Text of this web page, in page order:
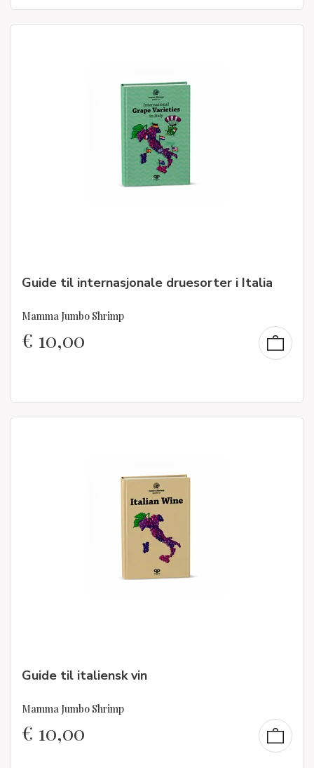
Guide til internasjonale druesorter i Italia
Mamma Jumbo Shrimp
€ 10,00
Guide til italiensk vin
Mamma Jumbo Shrimp
€ 10,00